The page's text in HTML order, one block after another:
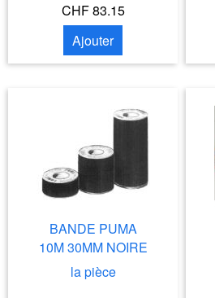
CHF 83.15
Ajouter
BANDE PUMA
10M 30MM NOIRE
la pièce